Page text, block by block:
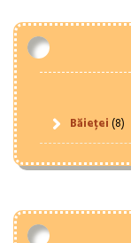
Băieței(8)